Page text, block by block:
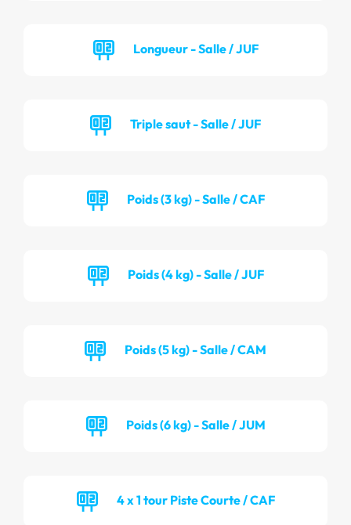
Longueur - Salle / JUF
Triple saut - Salle / JUF
Poids (3 kg) - Salle / CAF
Poids (4 kg) - Salle / JUF
Poids (5 kg) - Salle / CAM
Poids (6 kg) - Salle / JUM
4 x 1 tour Piste Courte / CAF